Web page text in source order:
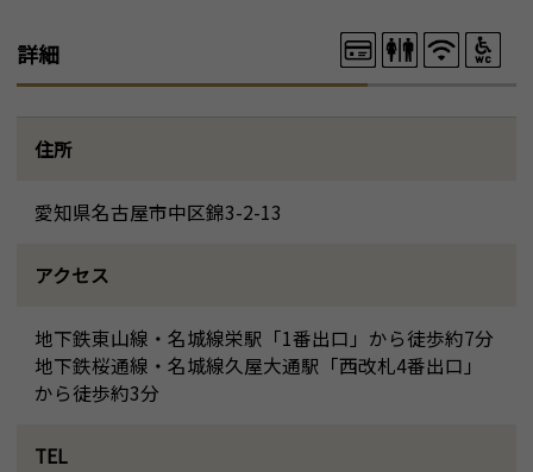
詳細
住所
愛知県名古屋市中区錦3-2-13
アクセス
地下鉄東山線・名城線栄駅「1番出口」から徒歩約7分
地下鉄桜通線・名城線久屋大通駅「西改札4番出口」
から徒歩約3分
TEL